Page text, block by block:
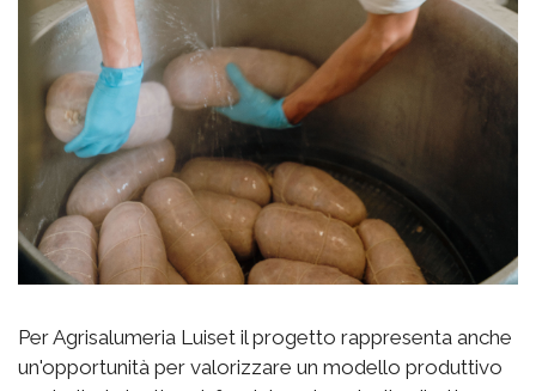
Per Agrisalumeria Luiset il progetto rappresenta anche
un'opportunità per valorizzare un modello produttivo